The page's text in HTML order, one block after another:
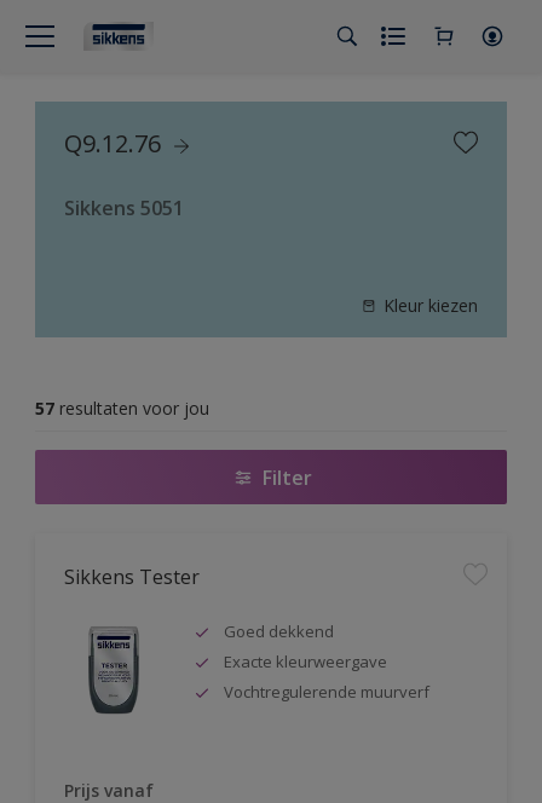
Q9.12.76
Sikkens 5051
Kleur kiezen
57 resultaten voor jou
Filter
Sikkens Tester
Goed dekkend
Exacte kleurweergave
Vochtregulerende muurverf
Prijs vanaf